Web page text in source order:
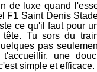
de luxe quand
F1 Saint Denis
ce qu'il faut pour
tête. Tu sors du
pas
une
simple et